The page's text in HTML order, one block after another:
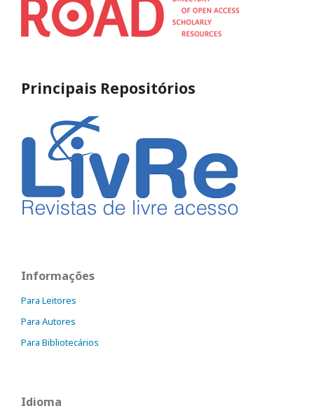
Principais Repositórios
Informações
Para Leitores
Para Autores
Para Bibliotecários
Idioma